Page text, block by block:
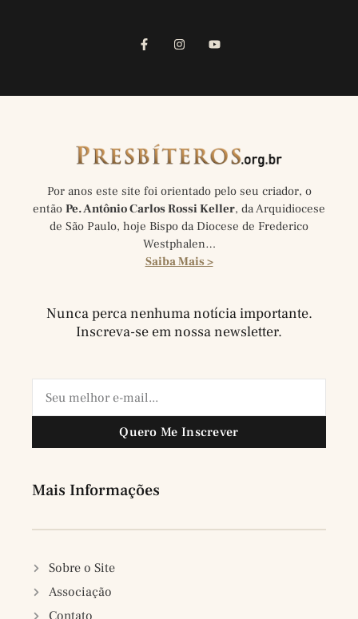
Por anos este site foi orientado pelo seu criador, o
então Pe. Antônio Carlos Rossi Keller, da Arquidiocese
de São Paulo, hoje Bispo da Diocese de Frederico
Westphalen…
Saiba Mais >
Nunca perca nenhuma notícia importante.
Inscreva-se em nossa newsletter.
Quero Me Inscrever
Mais Informações
Sobre o Site
Associação